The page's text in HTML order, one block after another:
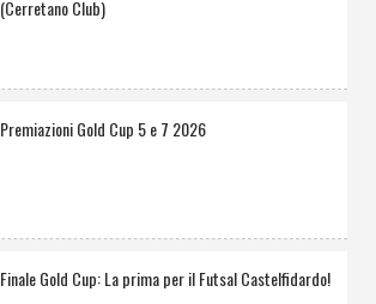
(Cerretano Club)
Premiazioni Gold Cup 5 e 7 2026
Finale Gold Cup: La prima per il Futsal Castelfidardo!